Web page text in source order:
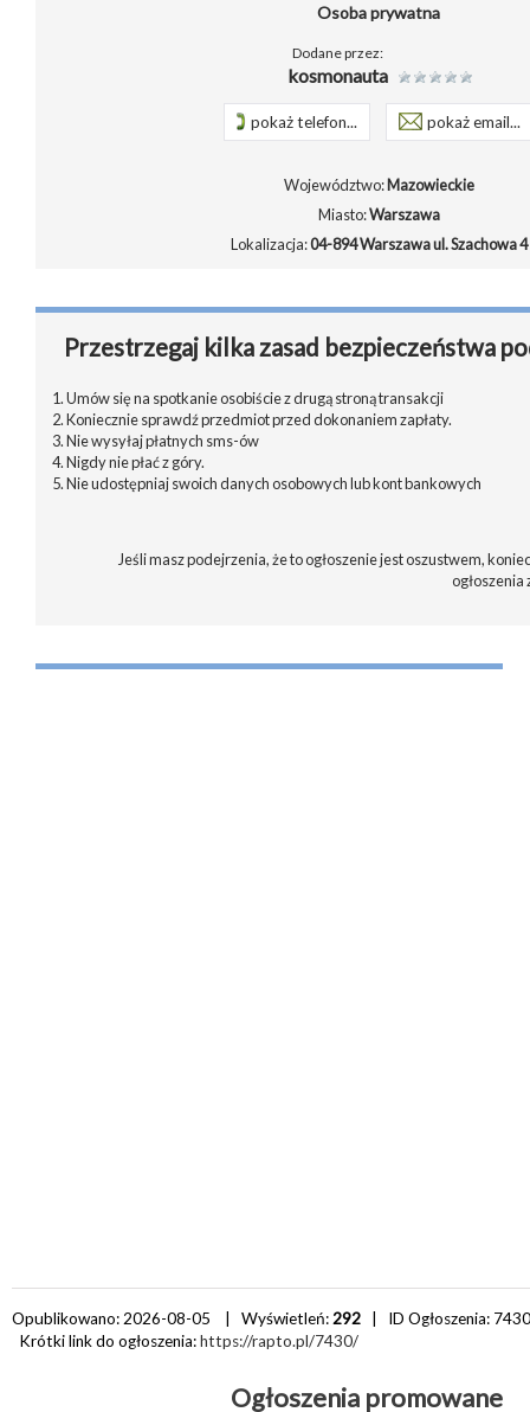
Osoba prywatna
Dodane przez:
kosmonauta
pokaż telefon... pokaż email...
Województwo:Mazowieckie
Miasto:Warszawa
Lokalizacja:04-894 Warszawa ul. Szachowa 4
Przestrzegaj kilka zasad bezpieczeństwa
1. Umów się na spotkanie osobiście z drugą stroną transakcji
2. Koniecznie sprawdź przedmiot przed dokonaniem zapłaty.
3. Nie wysyłaj płatnych sms-ów
4. Nigdy nie płać z góry.
5. Nie udostępniaj swoich danych osobowych lub kont bankowych
Jeśli masz podejrzenia, że to ogłoszenie jest oszustwem,
Opublikowano: 2026-08-05 | Wyświetleń: 292 | ID Ogłoszenia: 7430
Krótki link do ogłoszenia:https://rapto.pl/7430/
Ogłoszenia promowane